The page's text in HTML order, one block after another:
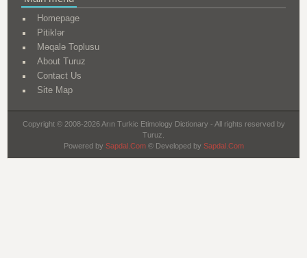
Homepage
Pitiklər
Məqalə Toplusu
About Turuz
Contact Us
Site Map
Copyright © 2008-2026 Arın Turkic Etimology Dictionary - All rights reserved by
Turuz.
Powered by Sapdal.Com© Developed by Sapdal.Com